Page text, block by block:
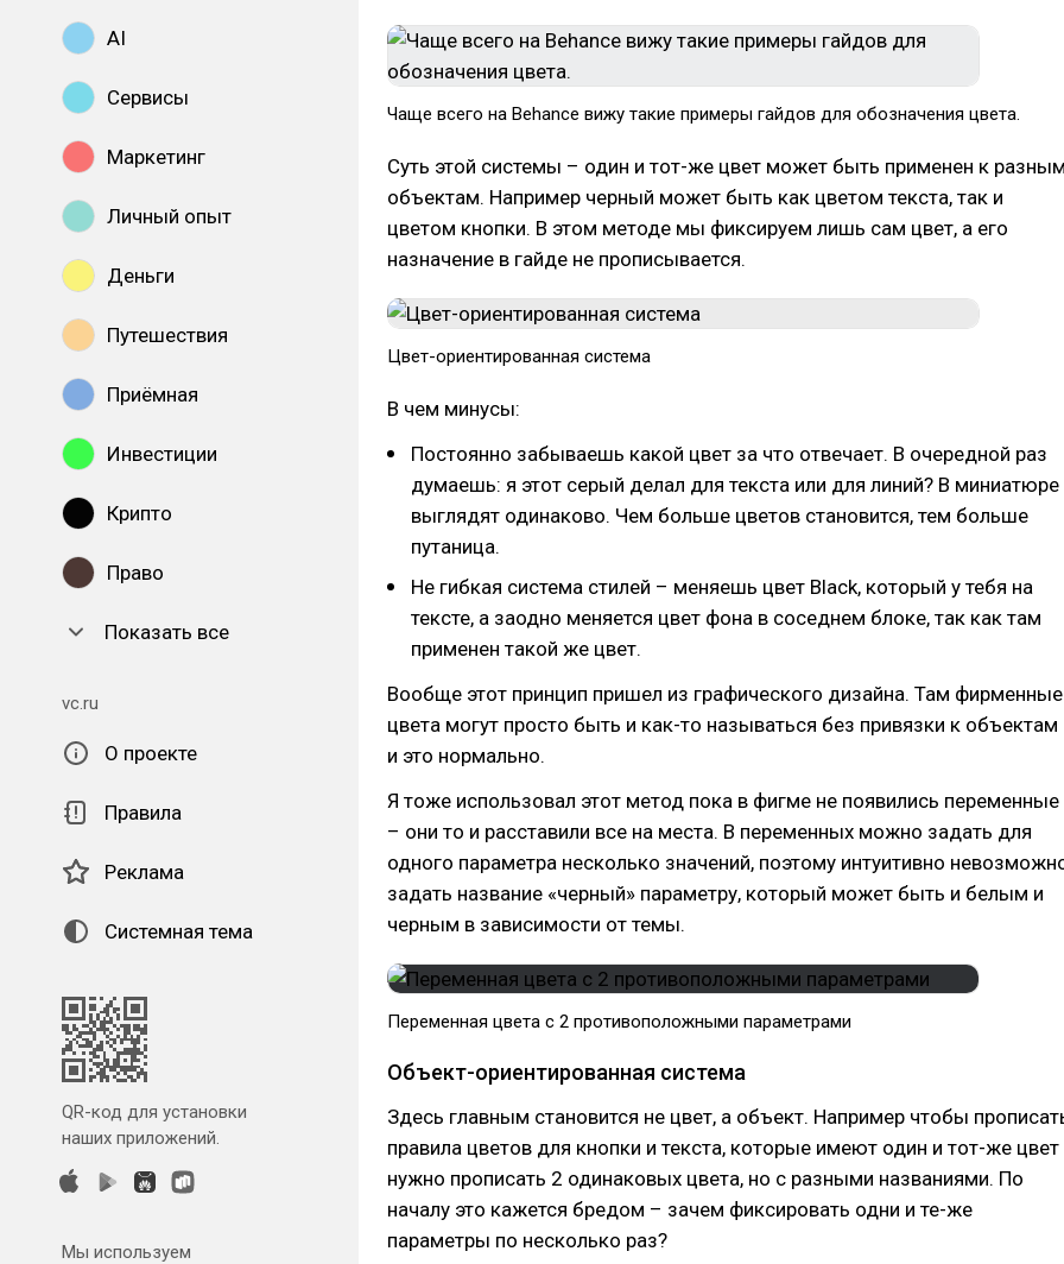
AI
Сервисы
Маркетинг
Личный опыт
Деньги
Путешествия
Приёмная
Инвестиции
Крипто
Право
Показать все
vc.ru
О проекте
Правила
Реклама
Системная тема
QR-код для установки
наших приложений.
Мы используем
Чаще всего на Behance вижу такие примеры гайдов для обозначения цвета.
Суть этой системы – один и тот-же цвет может быть применен к
объектам. Например черный может быть как цветом текста, так и
цветом кнопки. В этом методе мы фиксируем лишь сам цвет, а его
назначение в гайде не прописывается.
Цвет-ориентированная система
В чем минусы:
Постоянно забываешь какой цвет за что отвечает. В очередной раз
думаешь: я этот серый делал для текста или для линий? В миниатюре
выглядят одинаково. Чем больше цветов становится, тем больше
путаница.
Не гибкая система стилей – меняешь цвет Black, который у тебя на
тексте, а заодно меняется цвет фона в соседнем блоке, так как там
применен такой же цвет.
Вообще этот принцип пришел из графического дизайна. Там фирменные
цвета могут просто быть и как-то называться без привязки к объектам
и это нормально.
Я тоже использовал этот метод пока в фигме не появились переменные
– они то и расставили все на места. В переменных можно задать для
одного параметра несколько значений, поэтому интуитивно
задать название «черный» параметру, который может быть и белым и
черным в зависимости от темы.
Переменная цвета с 2 противоположными параметрами
Объект-ориентированная система
Здесь главным становится не цвет, а объект. Например чтобы
правила цветов для кнопки и текста, которые имеют один и тот-же цвет
нужно прописать 2 одинаковых цвета, но с разными названиями. По
началу это кажется бредом – зачем фиксировать одни и те-же
параметры по несколько раз?